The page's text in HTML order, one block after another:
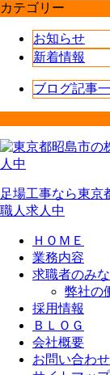
カテゴリー
お知らせ
新着情報
ブログ記事
足場工事なら東京
職人求人中
ＨＯＭＥ
業務内容
求職者のみ
弊社の
採用情報
ＢＬＯＧ
会社概要
お問い合わせ